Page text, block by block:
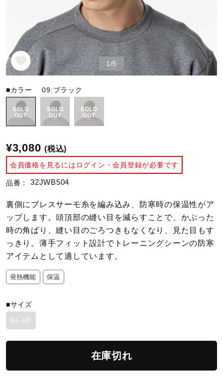
ゴルフ
スイム
バレーボール
テニス／ソフトテニス
バドミントン
卓球
ワーキング
1/5
■カラー09:ブラック
¥3,080 (税込)
会員価格を見るにはログイン・会員登録が必要です
品番： 32JWB504
裏側にブレスサーモ糸を編み込み、防寒時の保温性がア
ップします。頭頂部の縫い目を減らすことで、かぶった
時の角ばり、縫い目のごろつきもなくなり、見た目もす
っきり。薄手フィット設計でトレーニングシーンの防寒
アイテムとして適しています。
発熱機能 保温
■サイズ
55-60
在庫切れ